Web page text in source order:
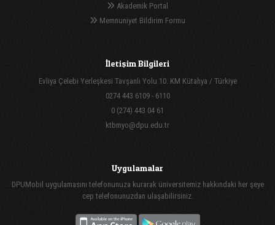
Akademik Portal
Memnuniyet Bildirim Formu
İletişim Bilgileri
Evliya Çelebi Yerleşkesi Tavşanlı Yolu 10. KM Kütahya / Türkiye
0274 443 6109 - 6110
0 (274) 443 04 61
ktbmyo@dpu.edu.tr
Uygulamalar
DPUMobil uygulamasını telefonunuza kurarak üniversitemiz hakkındaki her şeye
cep telefonunuzdan ulaşabilirsiniz.